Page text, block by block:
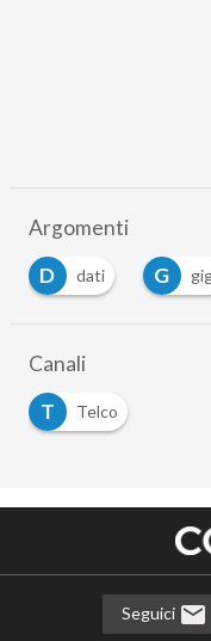
Argomenti
D
dati G
Canali
T
Telco
Seguici